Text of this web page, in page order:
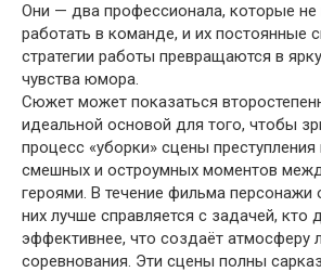
Они — два профессионала, которые не
работать в команде, и их постоянные
стратегии работы превращаются в
чувства юмора.
Сюжет может показаться
идеальной основой для того, чтобы
процесс «уборки» сцены преступления
смешных и остроумных моментов
героями. В течение фильма персонажи
них лучше справляется с задачей, кто
эффективнее, что создаёт атмосферу
соревнования. Эти сцены полны